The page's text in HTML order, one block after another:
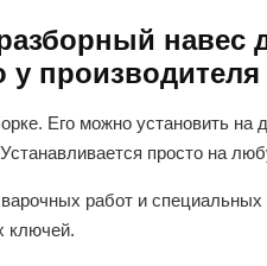
навес
у производителя
Его можно установить на
просто на
работ и
ключей.